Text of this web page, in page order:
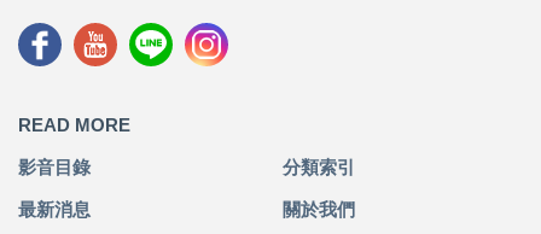
READ MORE
影音目錄 分類索引
最新消息 關於我們